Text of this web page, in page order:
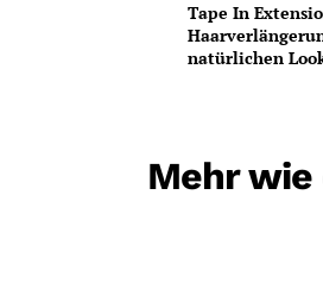
Tape In
natürlichen
Mehr wie